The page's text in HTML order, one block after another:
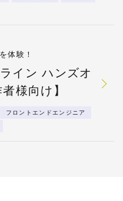
体験！
イン ハンズオ
様向け】
フロントエンドエンジニア